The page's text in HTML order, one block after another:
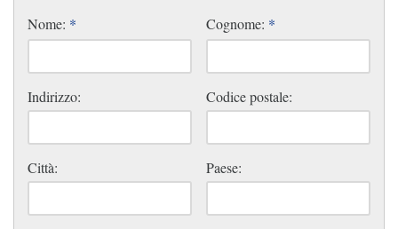
Nome: * Cognome: *
Indirizzo: Codice postale:
Città: Paese: